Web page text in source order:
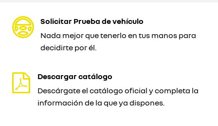
Solicitar Prueba de vehículo
Nada mejor que tenerlo en tus manos para
decidirte por él.
Descargar catálogo
Descárgate el catálogo oficial y completa la
información de la que ya dispones.